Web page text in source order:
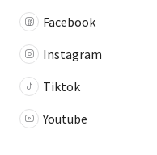
Facebook
Instagram
Tiktok
Youtube